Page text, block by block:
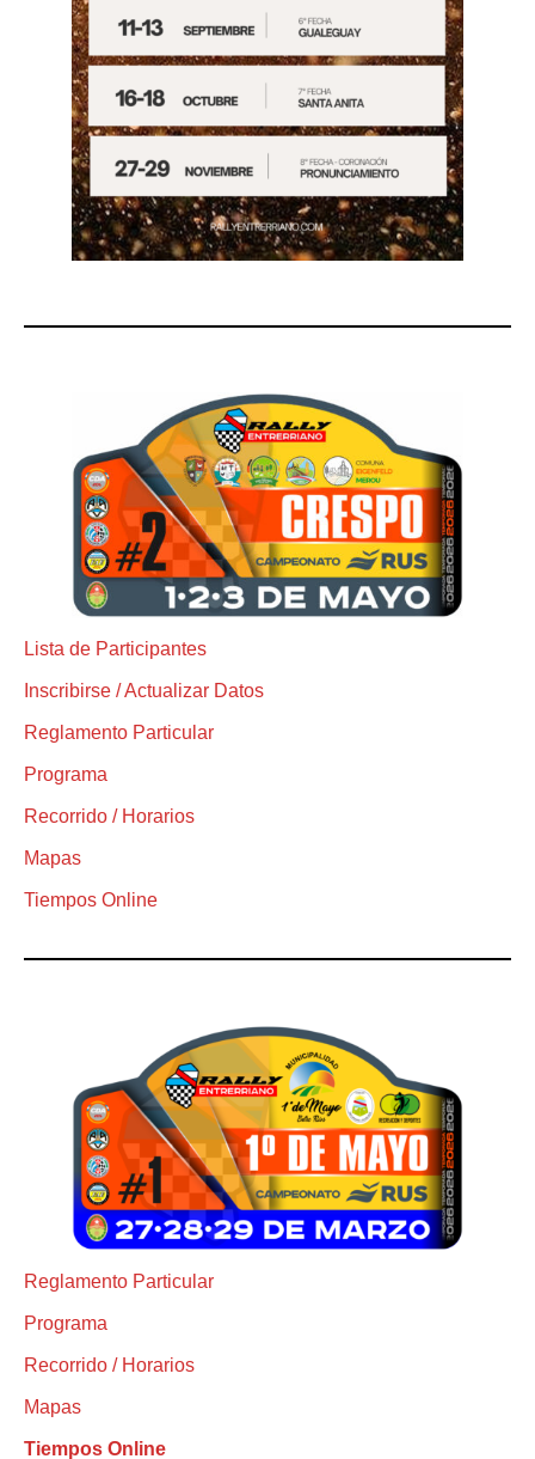
Lista de Participantes
Inscribirse / Actualizar Datos
Reglamento Particular
Programa
Recorrido / Horarios
Mapas
Tiempos Online
Reglamento Particular
Programa
Recorrido / Horarios
Mapas
Tiempos Online